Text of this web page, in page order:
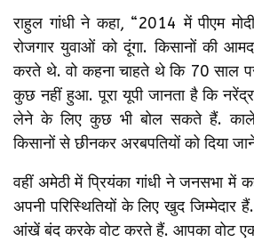
राहुल गांधी ने कहा, “2014 में पीएम
रोजगार युवाओं को दूंगा. किसानों की
करते थे. वो कहना चाहते थे कि 70 साल
कुछ नहीं हुआ. पूरा यूपी जानता है कि
लेने के लिए कुछ भी बोल सकते हैं. काले
किसानों से छीनकर अरबपतियों को दिया
वहीं अमेठी में प्रियंका गांधी ने जनसभा में
अपनी परिस्थितियों के लिए खुद
आंखें बंद करके वोट करते हैं. आपका वोट एक